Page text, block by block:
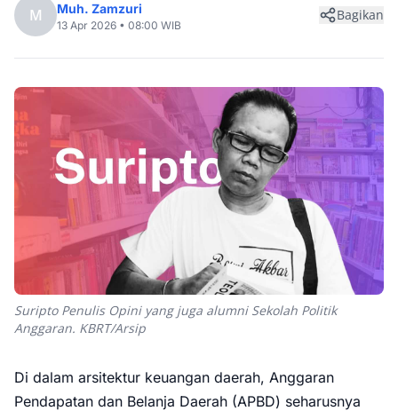
M Muh. Zamzuri
13 Apr 2026 • 08:00 WIB
Bagikan
Suripto Penulis Opini yang juga alumni Sekolah Politik
Anggaran. KBRT/Arsip
Di dalam arsitektur keuangan daerah, Anggaran
Pendapatan dan Belanja Daerah (APBD) seharusnya